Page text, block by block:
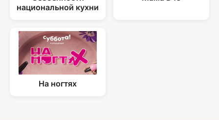
национальной кухни
На ногтях